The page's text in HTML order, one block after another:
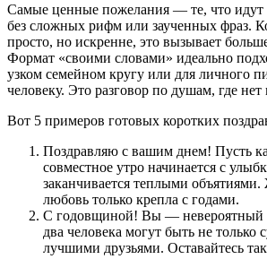
Самые ценные пожелания — те, что идут
без сложных рифм или заученных фраз.
просто, но искренне, это вызывает
Формат «своими словами» идеально
узком семейном кругу или для личного
человеку. Это разговор по душам, где
Вот 5 примеров готовых коротких
Поздравляю с вашим днем! Пусть
совместное утро начинается с
заканчивается теплыми
любовь только крепла с годами.
С годовщиной! Вы — невероятный
два человека могут быть не только
лучшими друзьями. Оставайтесь